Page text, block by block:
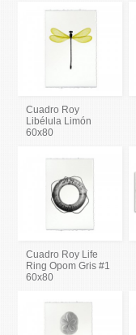
Cuadro Roy
Libélula Limón
60x80
Cuadro Roy Life
Ring Opom Gris #1
60x80